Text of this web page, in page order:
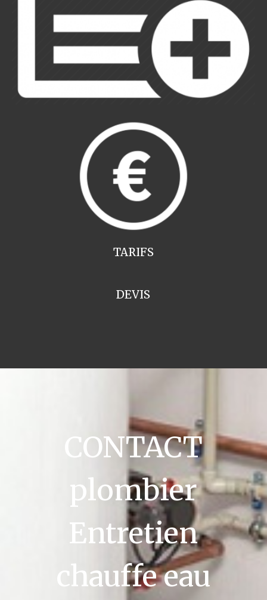
TARIFS
DEVIS
CONTACT
plombier
Entretien
chauffe eau